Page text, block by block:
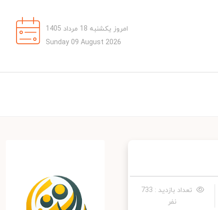
امروز یکشنبه 18 مرداد 1405
Sunday 09 August 2026
تعداد بازدید : 733
نفر